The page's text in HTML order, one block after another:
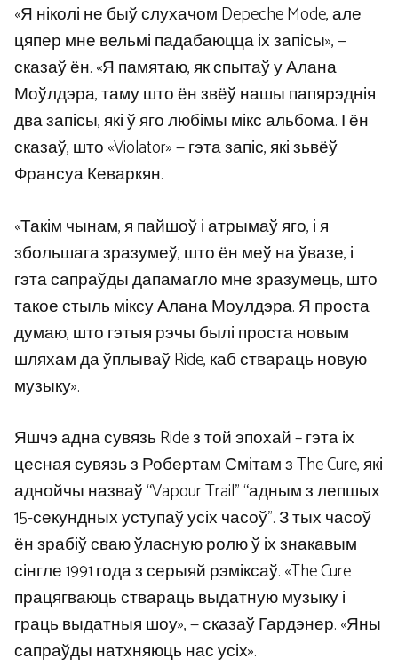
«Я ніколі не быў слухачом Depeche Mode, але
цяпер мне вельмі падабаюцца іх запісы», —
сказаў ён. «Я памятаю, як спытаў у Алана
Моўлдэра, таму што ён звёў нашы папярэднія
два запісы, які ў яго любімы мікс альбома. І ён
сказаў, што «Violator» — гэта запіс, які зьвёў
Франсуа Кеваркян.
«Такім чынам, я пайшоў і атрымаў яго, і я
збольшага зразумеў, што ён меў на ўвазе, і
гэта сапраўды дапамагло мне зразумець, што
такое стыль міксу Алана Моулдэра. Я проста
думаю, што гэтыя рэчы былі проста новым
шляхам да ўплываў Ride, каб ствараць новую
музыку».
Яшчэ адна сувязь Ride з той эпохай – гэта іх
цесная сувязь з Робертам Смітам з The Cure, які
аднойчы назваў “Vapour Trail” “адным з лепшых
15-секундных уступаў усіх часоў”. З тых часоў
ён зрабіў сваю ўласную ролю ў іх знакавым
сінгле 1991 года з серыяй рэміксаў. «The Cure
працягваюць ствараць выдатную музыку і
граць выдатныя шоу», — сказаў Гардэнер. «Яны
сапраўды натхняюць нас усіх».